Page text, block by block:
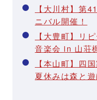
【大川村】第
ニバル開催！
【大豊町】リ
音楽会 in 山荘
【本山町】四
夏休みは森と遊